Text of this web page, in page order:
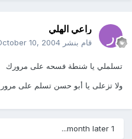
راعي الهلي
قام بنشر 10, 2004
تسلملي يا شنطة فسحه على مرورك
ولا تزعلى يا أبو حسن تسلم على